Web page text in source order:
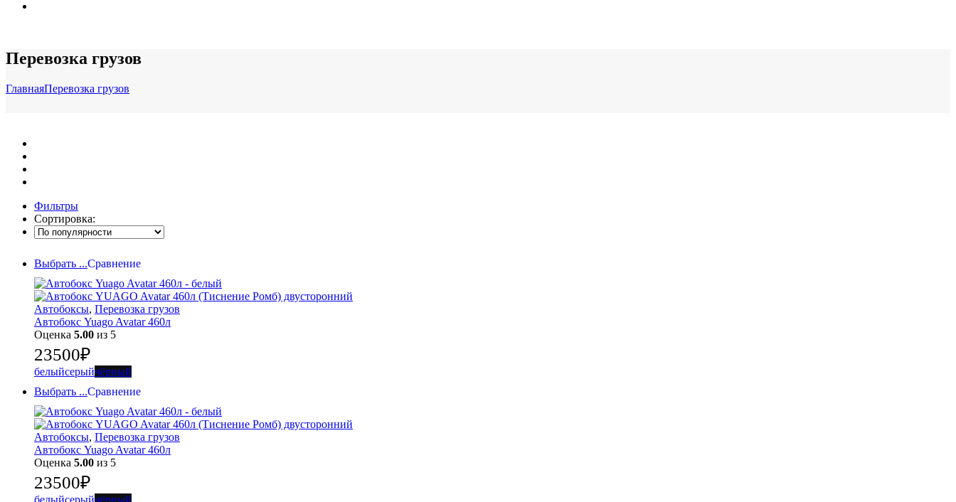
Перевозка грузов
ГлавнаяПеревозка грузов
Фильтры
Сортировка:
Выбрать ...Сравнение
Автобоксы, Перевозка грузов
Автобокс Yuago Avatar 460л
Оценка 5.00 из 5
23500₽
белыйсерыйчёрный
Выбрать ...Сравнение
Автобоксы, Перевозка грузов
Автобокс Yuago Avatar 460л
Оценка 5.00 из 5
23500₽
белыйсерыйчёрный